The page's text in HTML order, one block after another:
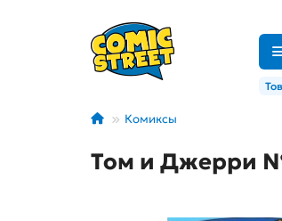
Комиксы
Том и Джерри